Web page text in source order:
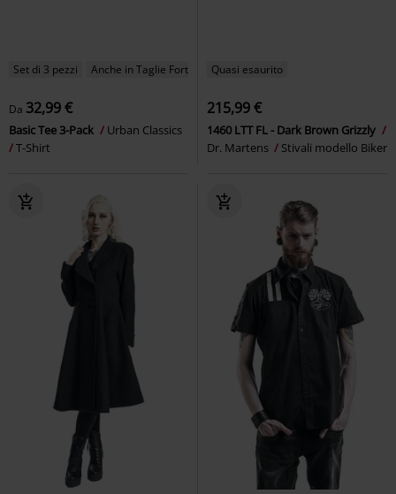
Set di 3 pezzi Anche in Taglie Forti
Da 32,99 €
Basic Tee 3-Pack
Urban Classics
T-Shirt
Quasi esaurito
215,99 €
1460 LTT FL - Dark Brown Grizzly
Dr. Martens
Stivali modello Biker